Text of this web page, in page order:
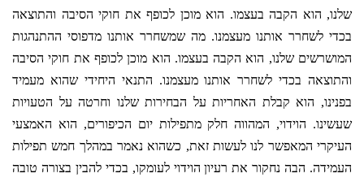
שלנו, הוא הקבה בעצמו. הוא מוכן לכופף את חוקי הסיבה והתוצאה
בכדי לשחרר אותנו מעצמנו. מה שמשחרר אותנו מדפוסי ההתנהגות
המושרשים שלנו, הוא הקבה בעצמו. הוא מוכן לכופף את חוקי הסיבה
והתוצאה בכדי לשחרר אותנו מעצמנו. התנאי היחידי שהוא מעמיד
בפנינו, הוא קבלת האחריות על הבחירות שלנו וחרטה על הטעויות
שעשינו. הוידוי, המהווה חלק מתפילות יום הכיפורים, הוא האמצעי
העיקרי המאפשר לנו לעשות זאת, כשהוא נאמר במהלך חמש תפילות
העמידה. הבה נחקור את רעיון הוידוי לעומקו, בכדי להבין בצורה טובה